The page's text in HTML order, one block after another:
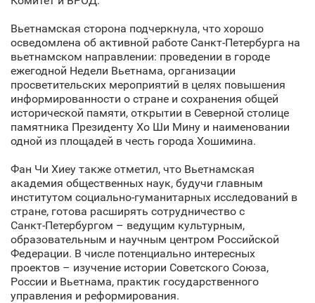
Вьетнамская сторона подчеркнула, что хорошо
осведомлена об активной работе Санкт‑Петербурга на
вьетнамском направлении: проведении в городе
ежегодной Недели Вьетнама, организации
просветительских мероприятий в целях повышения
информированности о стране и сохранения общей
исторической памяти, открытии в Северной столице
памятника Президенту Хо Ши Мину и наименовании
одной из площадей в честь города Хошимина.
Фан Чи Хиеу также отметил, что Вьетнамская
академия общественных наук, будучи главным
институтом социально-гуманитарных исследований в
стране, готова расширять сотрудничество с
Санкт‑Петербургом – ведущим культурным,
образовательным и научным центром Российской
Федерации. В числе потенциально интересных
проектов – изучение истории Советского Союза,
России и Вьетнама, практик государственного
управления и реформирования.